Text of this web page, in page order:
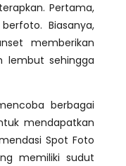
Pertama,
Biasanya,
memberikan
lembut sehingga
berbagai
mendapatkan
Spot Foto
memiliki sudut